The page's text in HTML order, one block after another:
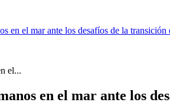
en el mar ante los desafíos de la
en el mar ante los